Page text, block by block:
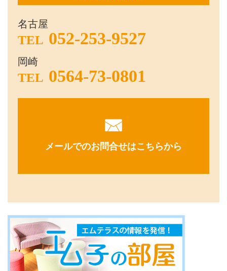
名古屋
TEL 052-253-9527
岡崎
TEL 0564-73-0801
メールでのお問合せはこちらから